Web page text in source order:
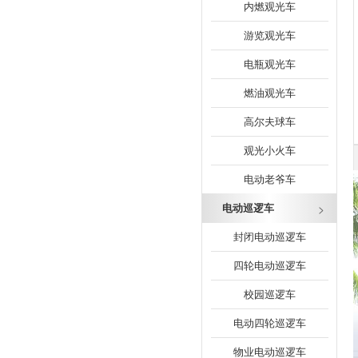
内燃观光车
游览观光车
电瓶观光车
燃油观光车
高尔夫球车
观光小火车
电动老爷车
电动巡逻车
封闭电动巡逻车
四轮电动巡逻车
校园巡逻车
电动四轮巡逻车
物业电动巡逻车